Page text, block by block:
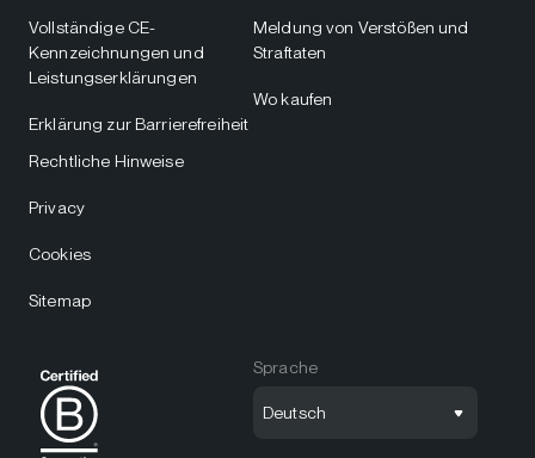
Vollständige CE-
Kennzeichnungen und
Leistungserklärungen
Erklärung zur Barrierefreiheit
Meldung von Verstößen und
Straftaten
Wo kaufen
Rechtliche Hinweise
Privacy
Cookies
Sitemap
Sprache
Deutsch